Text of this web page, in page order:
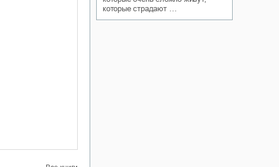
которые страдают …